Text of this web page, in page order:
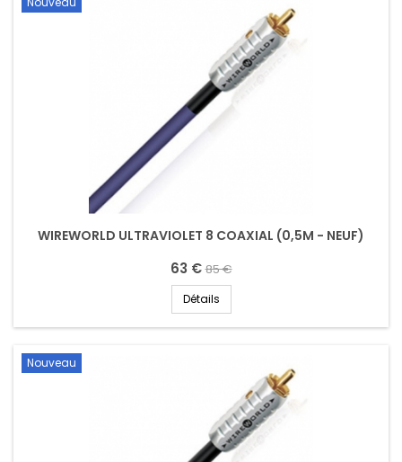
WIREWORLD ULTRAVIOLET 8 COAXIAL (0,5M - NEUF)
63 €85 €
Détails
Nouveau